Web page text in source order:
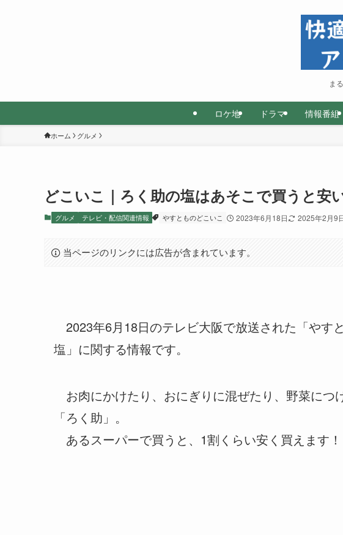
ま
ロケ地 ドラマ 情報番組
ホーム グルメ
どこいこ｜ろく助の塩はあそこで買うと安
グルメ テレビ・配信関連情報 やすとものどこいこ 2023年6月18日 2025年2月9
当ページのリンクには広告が含まれています。
2023年6月18日のテレビ大阪で放送された「やす
塩」に関する情報です。
お肉にかけたり、おにぎりに混ぜたり、野菜につ
「ろく助」。
あるスーパーで買うと、1割くらい安く買えます！